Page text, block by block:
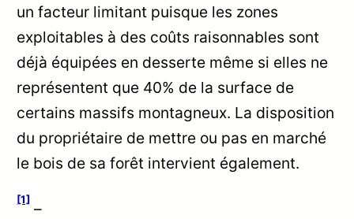
un facteur limitant puisque les zones
exploitables à des coûts raisonnables sont
déjà équipées en desserte même si elles ne
représentent que 40% de la surface de
certains massifs montagneux. La disposition
du propriétaire de mettre ou pas en marché
le bois de sa forêt intervient également.
[1] –